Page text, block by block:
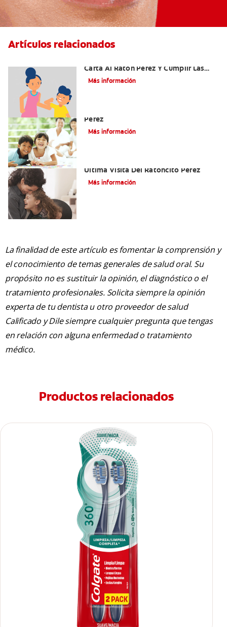
Artículos relacionados
Carta Al Ratón Pérez Y Cumplir Las
Fantasías De Su Hijo/A
Más información
Pérez
Más información
Última Visita Del Ratoncito Pérez
Más información
La finalidad de este artículo es fomentar la comprensión y
el conocimiento de temas generales de salud oral. Su
propósito no es sustituir la opinión, el diagnóstico o el
tratamiento profesionales. Solicita siempre la opinión
experta de tu dentista u otro proveedor de salud
Calificado y Dile siempre cualquier pregunta que tengas
en relación con alguna enfermedad o tratamiento
médico.
Productos relacionados